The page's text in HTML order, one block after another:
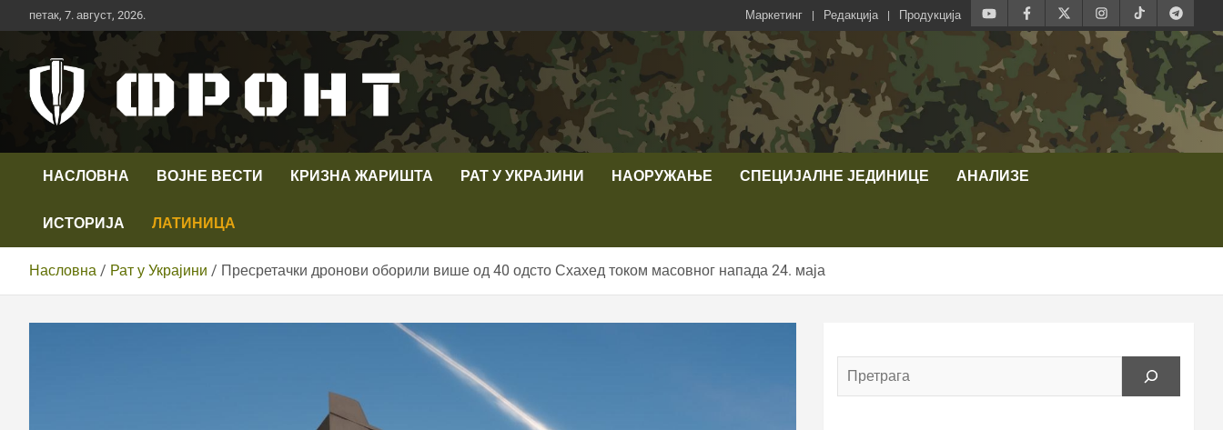
Скип
то
петак, 7. август, 2026. Маркетинг Редакција Продукција
Телевизија ФРОНТ
НАСЛОВНА ВОЈНЕ ВЕСТИ КРИЗНА ЖАРИШТА РАТ У УКРАЈИНИ НАОРУЖАЊЕ СПЕЦИЈАЛНЕ ЈЕДИНИЦЕ АНАЛИЗЕ
ИСТОРИЈА ЛАТИНИЦА
Насловна Рат у Украјини Пресретачки дронови оборили више од 40 одсто Схахед током масовног напада 24. маја